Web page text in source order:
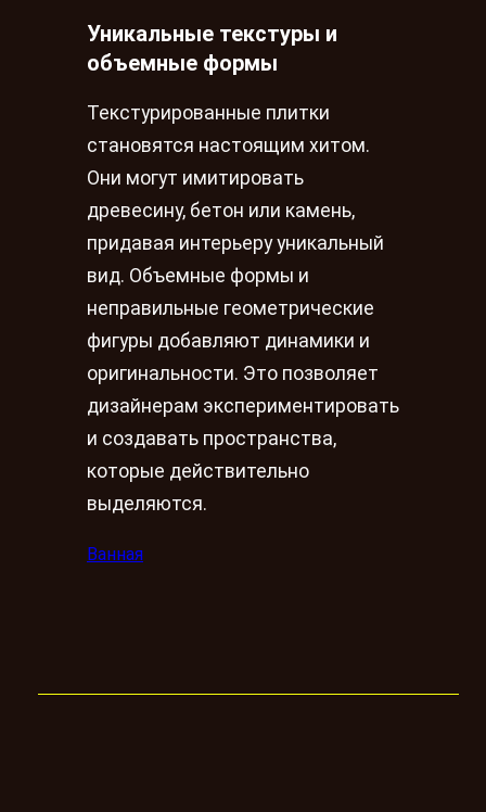
Уникальные текстуры и
объемные формы
Текстурированные плитки
становятся настоящим хитом.
Они могут имитировать
древесину, бетон или камень,
придавая интерьеру уникальный
вид. Объемные формы и
неправильные геометрические
фигуры добавляют динамики и
оригинальности. Это позволяет
дизайнерам экспериментировать
и создавать пространства,
которые действительно
выделяются.
Ванная